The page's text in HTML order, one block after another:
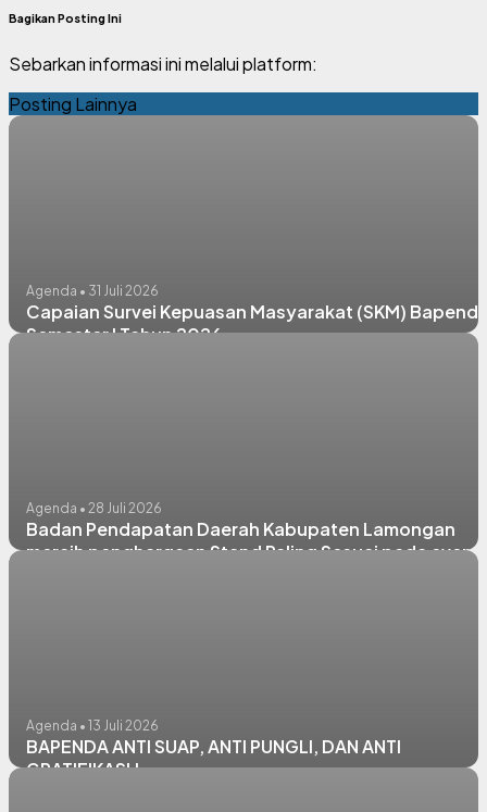
Bagikan Posting Ini
Sebarkan informasi ini melalui platform:
Posting Lainnya
Agenda • 31 Juli 2026
Capaian Survei Kepuasan Masyarakat (SKM)
Semester I Tahun 2026
Agenda • 28 Juli 2026
Badan Pendapatan Daerah Kabupaten Lamongan
meraih penghargaan Stand Paling Sesuai pada event
Agenda • 13 Juli 2026
BAPENDA ANTI SUAP, ANTI PUNGLI, DAN ANTI
GRATIFIKASI !